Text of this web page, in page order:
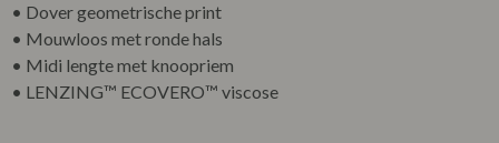
• Dover geometrische print
• Mouwloos met ronde hals
• Midi lengte met knoopriem
• LENZING™ ECOVERO™ viscose